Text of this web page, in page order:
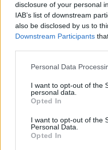
disclosure of your personal
IAB’s list of downstream
also be disclosed by us to
Downstream Participants
Please note that this
not limited to your visit or
grant or deny consent to
use your data for below
consent section.
Personal Data
I want to opt-out of the
personal data.
Opted In
I want to opt-out of the
Personal Data.
Opted In
Η δίκη αφορά συνολικά
μεταξύ των οποίων
ΟΣΕ
ΕΡΓΟΣΕ
Hellenic Train